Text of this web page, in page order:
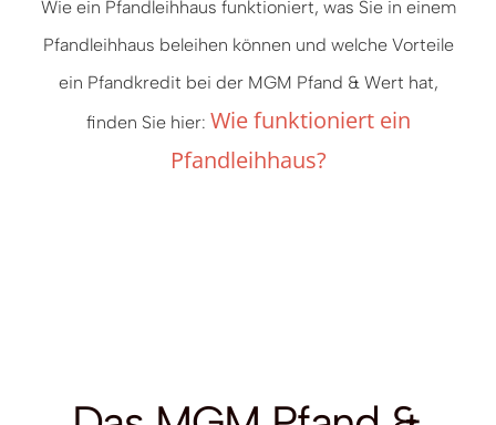
Wie ein Pfandleihhaus funktioniert, was Sie in einem
Pfandleihhaus beleihen können und welche Vorteile
ein Pfandkredit bei der MGM Pfand & Wert hat,
finden Sie hier: Wie funktioniert ein
Pfandleihhaus?